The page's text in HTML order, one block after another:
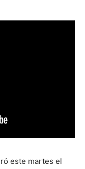
este martes el